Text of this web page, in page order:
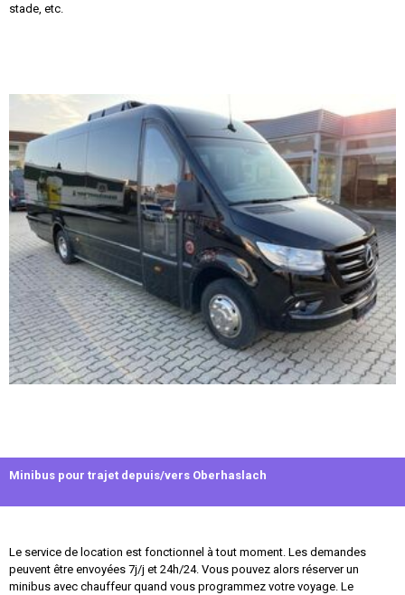
stade, etc.
Minibus pour trajet depuis/vers Oberhaslach
Le service de location est fonctionnel à tout moment. Les demandes
peuvent être envoyées 7j/j et 24h/24. Vous pouvez alors réserver un
minibus avec chauffeur quand vous programmez votre voyage. Le